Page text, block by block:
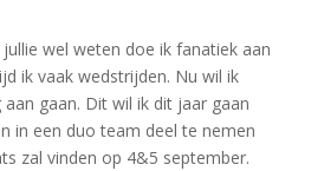
wel weten doe ik fanatiek aan
ik vaak wedstrijden. Nu wil ik
gaan. Dit wil ik dit jaar gaan
in een duo team deel te nemen
zal vinden op 4&5 september.